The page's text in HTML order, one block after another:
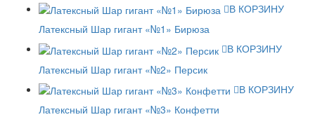
В КОРЗИНУ
Латексный Шар гигант «№1» Бирюза
В КОРЗИНУ
Латексный Шар гигант «№2» Персик
В КОРЗИНУ
Латексный Шар гигант «№3» Конфетти